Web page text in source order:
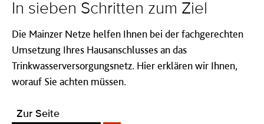
In sie­ben Schrit­ten zum Ziel
Die Mainzer Netze helfen Ihnen bei der fachgerechten
Umsetzung Ihres Hausanschlusses an das
Trinkwasserversorgungsnetz. Hier erklären wir Ihnen,
worauf Sie achten müssen.
Zur Seite